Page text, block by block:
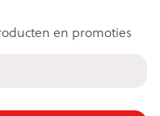
en promoties